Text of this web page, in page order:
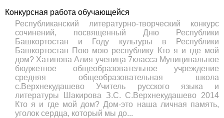
Конкурсная работа обучающейся
Республиканский литературно-творческий конкурс
сочинений, посвященный Дню Республики
Башкортостан и Году культуры в Республики
Башкортостан Пою мою республику Кто я и где мой
дом? Хатипова Алия ученица 7класса Муниципальное
бюджетное общеобразовательное учреждение
средняя общеобразовательная школа
с.Верхнекудашево Учитель русского языка и
литературы Шакирова З.С. С.Верхнекудашево 2014
Кто я и где мой дом? Дом-это наша личная память,
уголок сердца, который мы до...